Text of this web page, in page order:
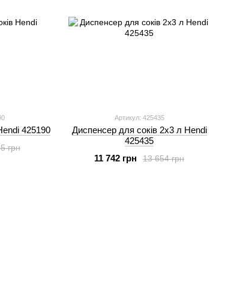
425190
грн
Артикул: 425435
Диспенсер для соків 2х3 л Hendi
425435
13 654 грн
11 742 грн